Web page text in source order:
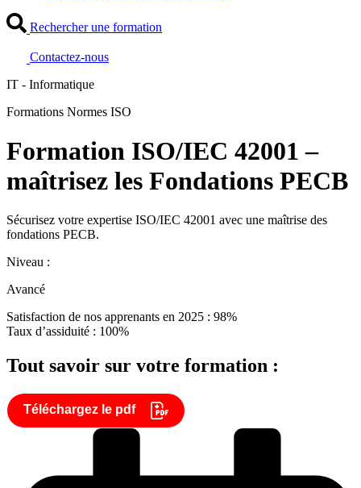
Rechercher une formation
Contactez-nous
IT - Informatique
Formations Normes ISO
Formation ISO/IEC 42001 –
maîtrisez les Fondations PECB
Sécurisez votre expertise ISO/IEC 42001 avec une maîtrise des
fondations PECB.
Niveau :
Avancé
Satisfaction de nos apprenants en 2025 : 98%
Taux d’assiduité : 100%
Tout savoir sur votre formation :
Téléchargez le pdf